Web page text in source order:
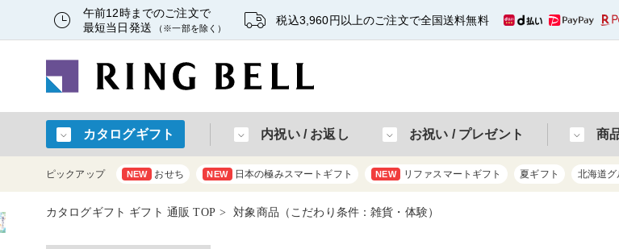
午前12時までのご注文で
最短当日発送
（※一部を除く）
税込3,960円以上のご注文で全国送料無料
カタログギフト 内祝い / お返し お祝い / プレゼント 商
ピックアップ NEW おせち NEW 日本の極みスマートギフト NEW リファスマートギフト 夏ギフト 北海道グ
カタログギフト ギフト 通販 TOP 対象商品（こだわり条件：雑貨・体験）